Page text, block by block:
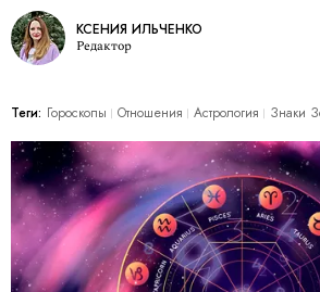
КСЕНИЯ ИЛЬЧЕНКО
Редактор
Теги: Гороскопы Отношения Астрология Знаки